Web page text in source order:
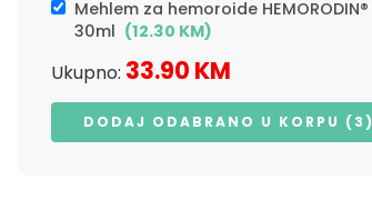
Mehlem za hemoroide HEMORODIN®
30ml (12.30 KM)
Ukupno: 33.90 KM
DODAJ ODABRANO U KORPU (3)